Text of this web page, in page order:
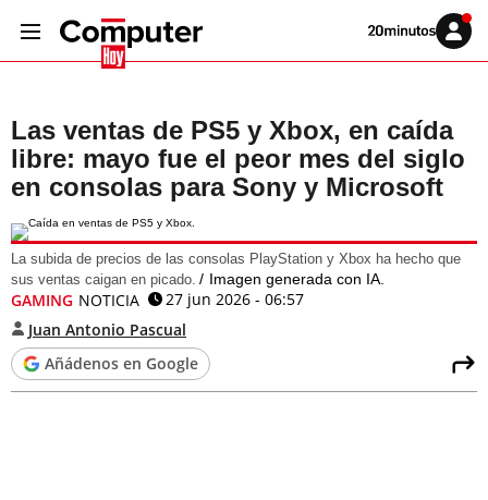
Volver
Iniciar
sesión
Las ventas de PS5 y Xbox, en caída
libre: mayo fue el peor mes del siglo
en consolas para Sony y Microsoft
La subida de precios de las consolas PlayStation y Xbox ha hecho que
sus ventas caigan en picado.
Imagen generada con IA.
GAMING NOTICIA
27 jun 2026 - 06:57
Juan Antonio Pascual
Añádenos en Google